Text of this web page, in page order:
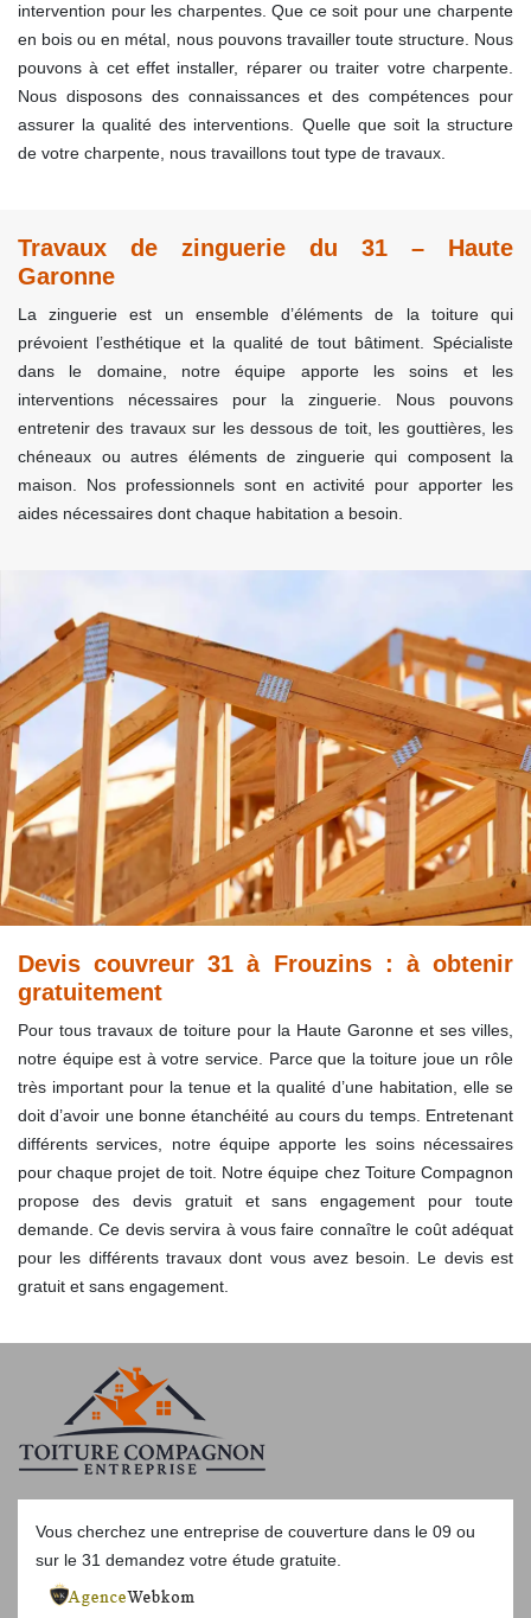
intervention pour les charpentes. Que ce soit pour une charpente
en bois ou en métal, nous pouvons travailler toute structure. Nous
pouvons à cet effet installer, réparer ou traiter votre charpente.
Nous disposons des connaissances et des compétences pour
assurer la qualité des interventions. Quelle que soit la structure
de votre charpente, nous travaillons tout type de travaux.
Travaux de zinguerie du 31 – Haute
Garonne
La zinguerie est un ensemble d’éléments de la toiture qui
prévoient l’esthétique et la qualité de tout bâtiment. Spécialiste
dans le domaine, notre équipe apporte les soins et les
interventions nécessaires pour la zinguerie. Nous pouvons
entretenir des travaux sur les dessous de toit, les gouttières, les
chéneaux ou autres éléments de zinguerie qui composent la
maison. Nos professionnels sont en activité pour apporter les
aides nécessaires dont chaque habitation a besoin.
Devis couvreur 31 à Frouzins : à obtenir
gratuitement
Pour tous travaux de toiture pour la Haute Garonne et ses villes,
notre équipe est à votre service. Parce que la toiture joue un rôle
très important pour la tenue et la qualité d’une habitation, elle se
doit d’avoir une bonne étanchéité au cours du temps. Entretenant
différents services, notre équipe apporte les soins nécessaires
pour chaque projet de toit. Notre équipe chez Toiture Compagnon
propose des devis gratuit et sans engagement pour toute
demande. Ce devis servira à vous faire connaître le coût adéquat
pour les différents travaux dont vous avez besoin. Le devis est
gratuit et sans engagement.
Vous cherchez une entreprise de couverture dans le 09 ou
sur le 31 demandez votre étude gratuite.